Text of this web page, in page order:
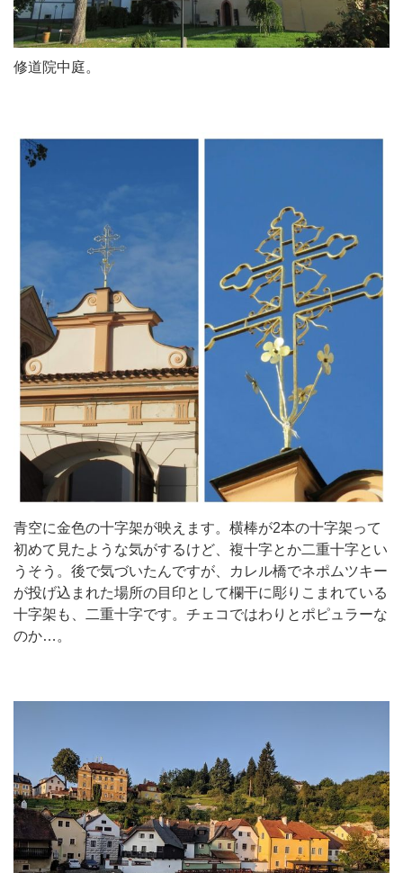
修道院中庭。
青空に金色の十字架が映えます。横棒が2本の十字架って
初めて見たような気がするけど、複十字とか二重十字とい
うそう。後で気づいたんですが、カレル橋でネポムツキー
が投げ込まれた場所の目印として欄干に彫りこまれている
十字架も、二重十字です。チェコではわりとポピュラーな
のか…。